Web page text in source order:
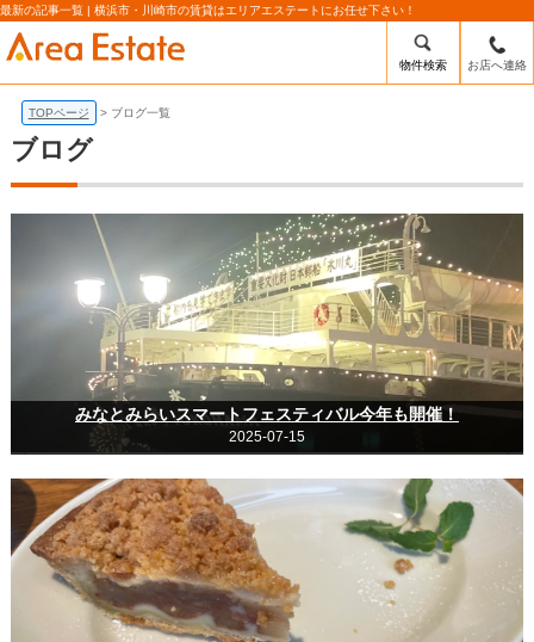
最新の記事一覧 | 横浜市・川崎市の賃貸はエリアエステートにお任せ下さい！
物件検索 お店へ連絡
TOPページ ブログ一覧
ブログ
みなとみらいスマートフェスティバル今年も開催！
2025-07-15